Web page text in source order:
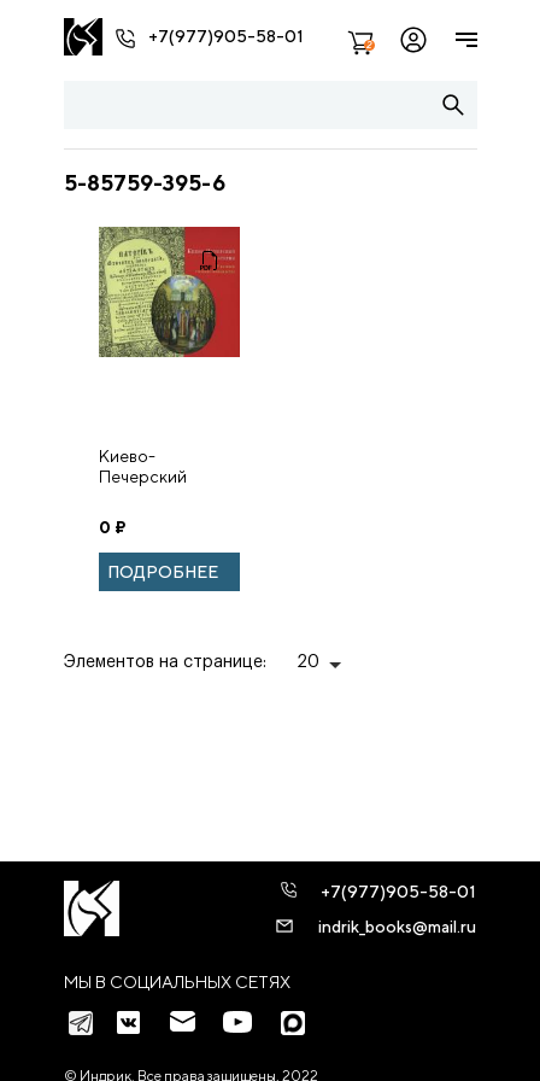
+7(977)905-58-01 2
5-85759-395-6
Киево-
Печерский
истоков
русского
монашества
0 ₽
ПОДРОБНЕЕ
Элементов на странице: 20
МЫ В СОЦИАЛЬНЫХ СЕТЯХ
+7(977)905-58-01
indrik_books@mail.ru
© Индрик. Все права защищены, 2022